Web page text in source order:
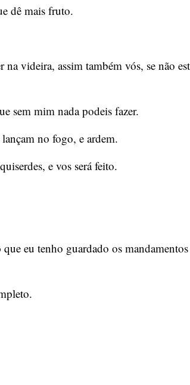
dê mais fruto.
videira, assim também vós, se não
sem mim nada podeis fazer.
no fogo, e ardem.
e vos será feito.
eu tenho guardado os